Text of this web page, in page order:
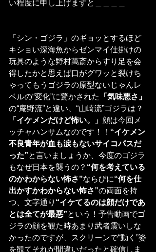
い程度に申し上げますと＿＿＿＿
「シン・ゴジラ」のギョッとするほど
キショい深海魚からゼンマイ仕掛けの
玩具のような野村萬斎からすり足を会
得したかと思えば口がグワッと裂けち
ゃってもうゴジラの原型ないじゃんレ
ベルの“変化”に驚かされた
「気味悪さ」
の“庵野流”と違い、“山崎流”ゴジラは？
「イケメンだけど怖い。」 顔は今回メ
ッチャハンサムなのです！！ “イケメン
不良青年が血も涙もないサイコパスだ
った”と言いましょうか、今度のゴジラ
もなぜ日本を襲うの？ “何を考えている
のかわからない怖さ”ならびに“何を仕
出かすかわからない怖さ”の両面を持
つ、文字通り “イケてるのは顔だけであ
とは全てが最悪”という！予告動画でゴ
ジラの顔を観た時あまり武者震いしな
かったのですが、スクリーンで“動く”姿
を観てそれが間違いだったと確信しま